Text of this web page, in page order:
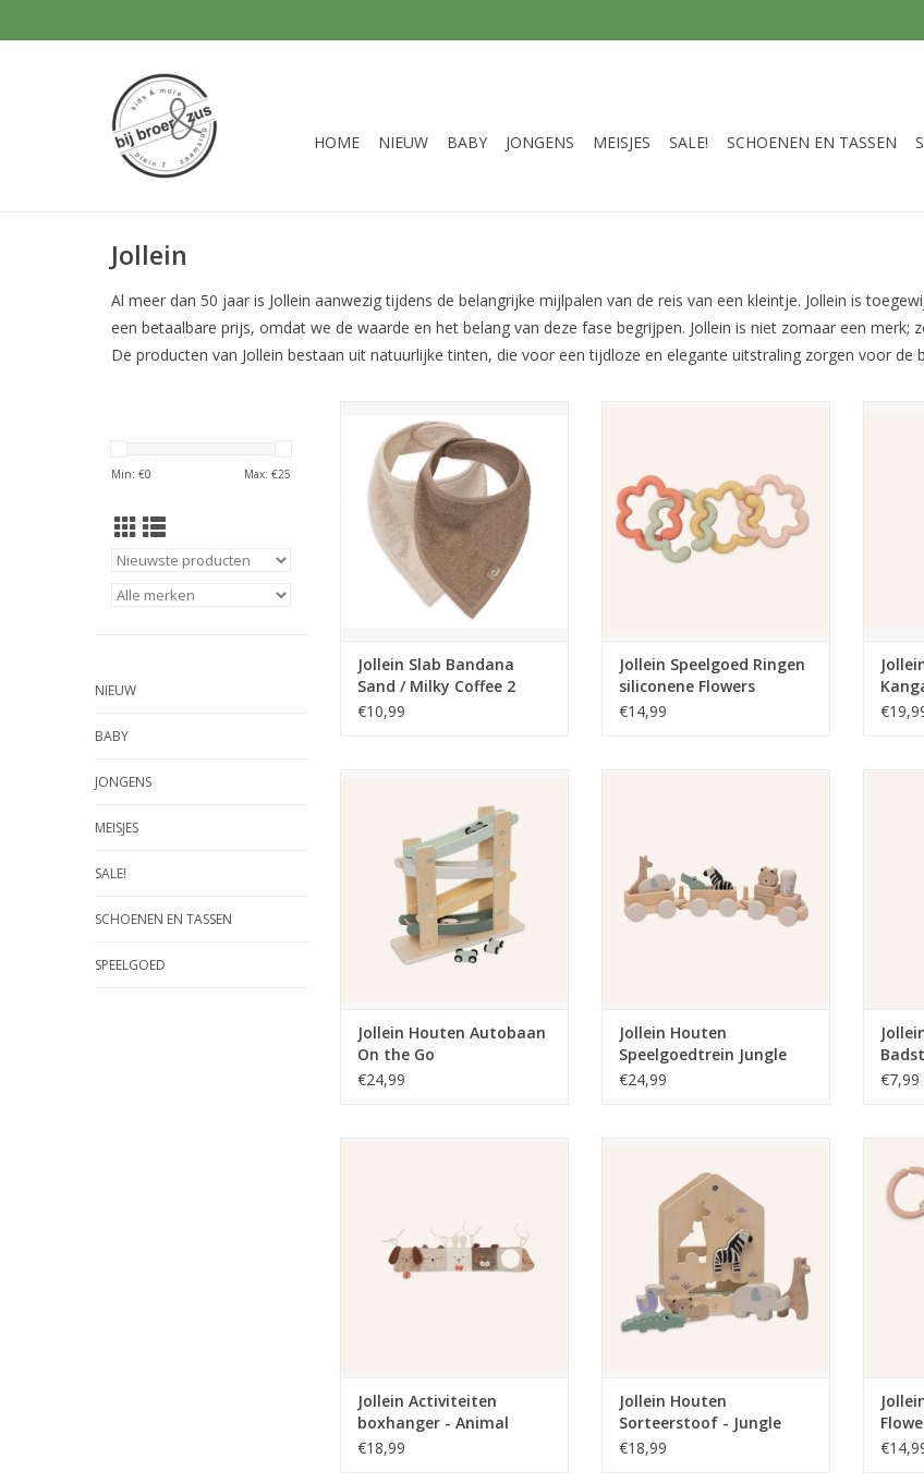
HOME NIEUW BABY JONGENS MEISJES SALE! SCHOENEN EN TASSEN
Jollein
Al meer dan 50 jaar is Jollein aanwezig tijdens de belangrijke mijlpalen van de reis van een kleintje. Jollein is
een betaalbare prijs, omdat we de waarde en het belang van deze fase begrijpen. Jollein is niet zomaar een merk;
De producten van Jollein bestaan uit natuurlijke tinten, die voor een tijdloze en elegante uitstraling zorgen voor de
Min: €0 Max: €25
NIEUW
BABY
JONGENS
MEISJES
SALE!
SCHOENEN EN TASSEN
SPEELGOED
Coffee 2 pack
TOEVOEGEN AAN WINKELWAGEN
Jollein Slab Bandana
Sand / Milky Coffee 2
pack
€10,99
Jollein Speelgoed Ringen
siliconene Flowers
€14,99
TOEVOEGEN AAN WINKELWAGEN
Jollein Houten Autobaan
On the Go
€24,99
Jollein Houten
Speelgoedtrein Jungle
Jambo
€24,99
€7,99
Jollein Activiteiten
boxhanger - Animal
Friends
€18,99
Jungle Jambo
TOEVOEGEN AAN WINKELWAGEN
Jollein Houten
Sorteerstoof - Jungle
Jambo
€18,99